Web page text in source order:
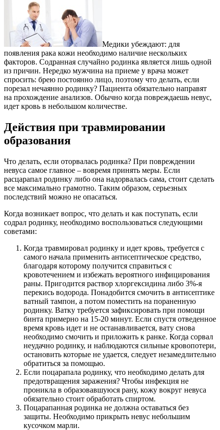
Медики убеждают: для
появления рака кожи необходимо наличие нескольких
факторов. Содранная случайно родинка является лишь одной
из причин. Нередко мужчина на приеме у врача может
спросить: брею постоянно лицо, поэтому что делать, если
порезал нечаянно родинку? Пациента обязательно направят
на прохождение анализов. Обычно когда повреждаешь невус,
идет кровь в небольшом количестве.
Действия при травмировании
образования
Что делать, если оторвалась родинка? При повреждении
невуса самое главное – вовремя принять меры. Если
расцарапал родинку либо она надорвалась сама, стоит сделать
все максимально грамотно. Таким образом, серьезных
последствий можно не опасаться.
Когда возникает вопрос, что делать и как поступать, если
содрал родинку, необходимо воспользоваться следующими
советами:
Когда травмировал родинку и идет кровь, требуется с
самого начала применить антисептическое средство,
благодаря которому получится справиться с
кровотечением и избежать вероятного инфицирования
раны. Пригодится раствор хлоргексидина либо 3%-я
перекись водорода. Понадобится смочить в антисептике
ватный тампон, а потом поместить на пораненную
родинку. Ватку требуется зафиксировать при помощи
бинта примерно на 15-20 минут. Если спустя отведенное
время кровь идет и не останавливается, вату снова
необходимо смочить и приложить к ранке. Когда сорвал
неудачно родинку, и наблюдаются сильные кровопотери,
остановить которые не удается, следует незамедлительно
обратиться за помощью.
Если поцарапала родинку, что необходимо делать для
предотвращения заражения? Чтобы инфекция не
проникла в образовавшуюся рану, кожу вокруг невуса
обязательно стоит обработать спиртом.
Поцарапанная родинка не должна оставаться без
защиты. Необходимо прикрыть невус небольшим
кусочком марли.